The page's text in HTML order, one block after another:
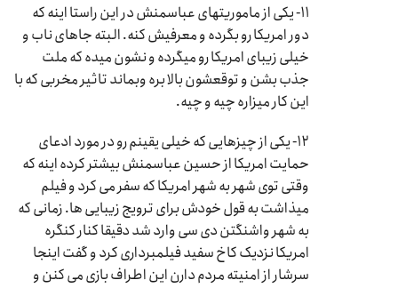
۱۱- یکی از ماموریتهای عباسمنش در این راستا اینه که
دور امریکا رو بگرده و معرفیش کنه. البته جاهای ناب و
خیلی زیبای امریکا رو میگرده و نشون میده که ملت
جذب بشن و توقعشون بالا بره وبماند تاثیر مخربی که با
این کار میزاره چیه و چیه.
۱۲- یکی از چیزهایی که خیلی یقینم رو در مورد ادعای
حمایت امریکا از حسین عباسمنش بیشتر کرده اینه که
وقتی توی شهر به شهر امریکا که سفر می کرد و فیلم
میذاشت به قول خودش برای ترویج زیبایی ها. زمانی که
به شهر واشنگتن دی سی وارد شد دقیقا کنار کنگره
امریکا نزدیک کاخ سفید فیلمبرداری کرد و گفت اینجا
سرشار از امنیته مردم دارن این اطراف بازی می کنن و